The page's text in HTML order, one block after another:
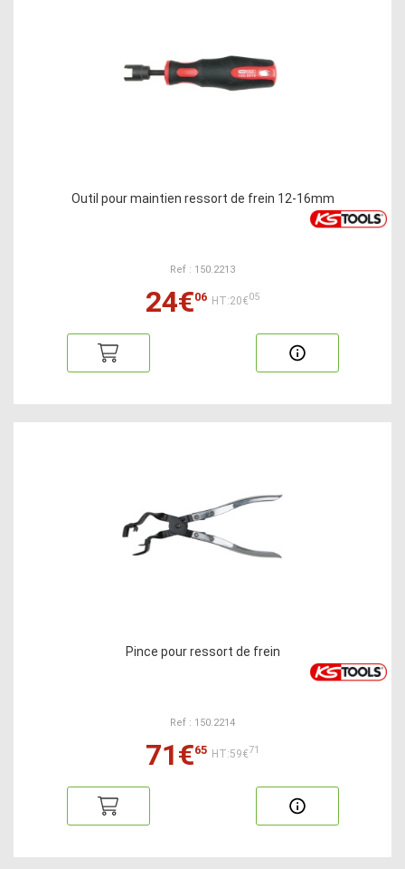
Outil pour maintien ressort de frein 12-16mm
Ref : 150.2213
24€06 HT:20€05
Pince pour ressort de frein
Ref : 150.2214
71€65 HT:59€71